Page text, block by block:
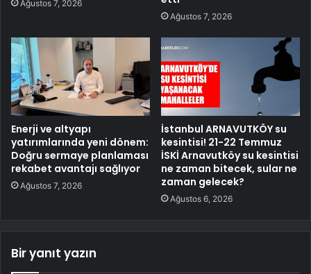
Ağustos 7, 2026
Ağustos 7, 2026
Enerji ve altyapı
yatırımlarında yeni dönem:
Doğru sermaye planlaması
rekabet avantajı sağlıyor
Ağustos 7, 2026
İstanbul ARNAVUTKÖY su
kesintisi! 21-22 Temmuz
İSKİ Arnavutköy su kesintisi
ne zaman bitecek, sular ne
zaman gelecek?
Ağustos 6, 2026
Bir yanıt yazın